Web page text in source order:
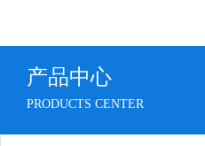
产品中心
PRODUCTS CENTER